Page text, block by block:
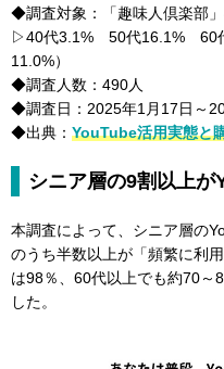
◆調査対象：「趣味人倶楽部
▷40代3.1% 50代16.1% 60
11.0%）
◆調査人数：490人
◆調査日：2025年1月17日～
◆出典： YouTube活用実態と
シニア層の9割以上が
本調査によって、シニア層の
のうち半数以上が「頻繁に利
は98％、60代以上でも約70～
した。